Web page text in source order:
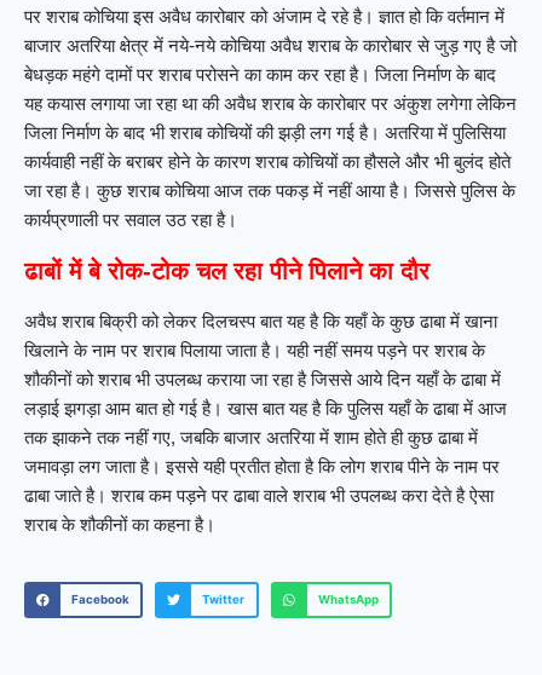
पर शराब कोचिया इस अवैध कारोबार को अंजाम दे रहे है। ज्ञात हो कि वर्तमान में
बाजार अतरिया क्षेत्र में नये-नये कोचिया अवैध शराब के कारोबार से जुड़ गए है जो
बेधड़क महंगे दामों पर शराब परोसने का काम कर रहा है। जिला निर्माण के बाद
यह कयास लगाया जा रहा था की अवैध शराब के कारोबार पर अंकुश लगेगा लेकिन
जिला निर्माण के बाद भी शराब कोचियों की झड़ी लग गई है। अतरिया में पुलिसिया
कार्यवाही नहीं के बराबर होने के कारण शराब कोचियों का हौसले और भी बुलंद होते
जा रहा है। कुछ शराब कोचिया आज तक पकड़ में नहीं आया है। जिससे पुलिस के
कार्यप्रणाली पर सवाल उठ रहा है।
ढाबों में बे रोक-टोक चल रहा पीने पिलाने का दौर
अवैध शराब बिक्री को लेकर दिलचस्प बात यह है कि यहाँ के कुछ ढाबा में खाना
खिलाने के नाम पर शराब पिलाया जाता है। यही नहीं समय पड़ने पर शराब के
शौकीनों को शराब भी उपलब्ध कराया जा रहा है जिससे आये दिन यहाँ के ढाबा में
लड़ाई झगड़ा आम बात हो गई है। खास बात यह है कि पुलिस यहाँ के ढाबा में आज
तक झाकने तक नहीं गए, जबकि बाजार अतरिया में शाम होते ही कुछ ढाबा में
जमावड़ा लग जाता है। इससे यही प्रतीत होता है कि लोग शराब पीने के नाम पर
ढाबा जाते है। शराब कम पड़ने पर ढाबा वाले शराब भी उपलब्ध करा देते है ऐसा
शराब के शौकीनों का कहना है।
Facebook Twitter WhatsApp